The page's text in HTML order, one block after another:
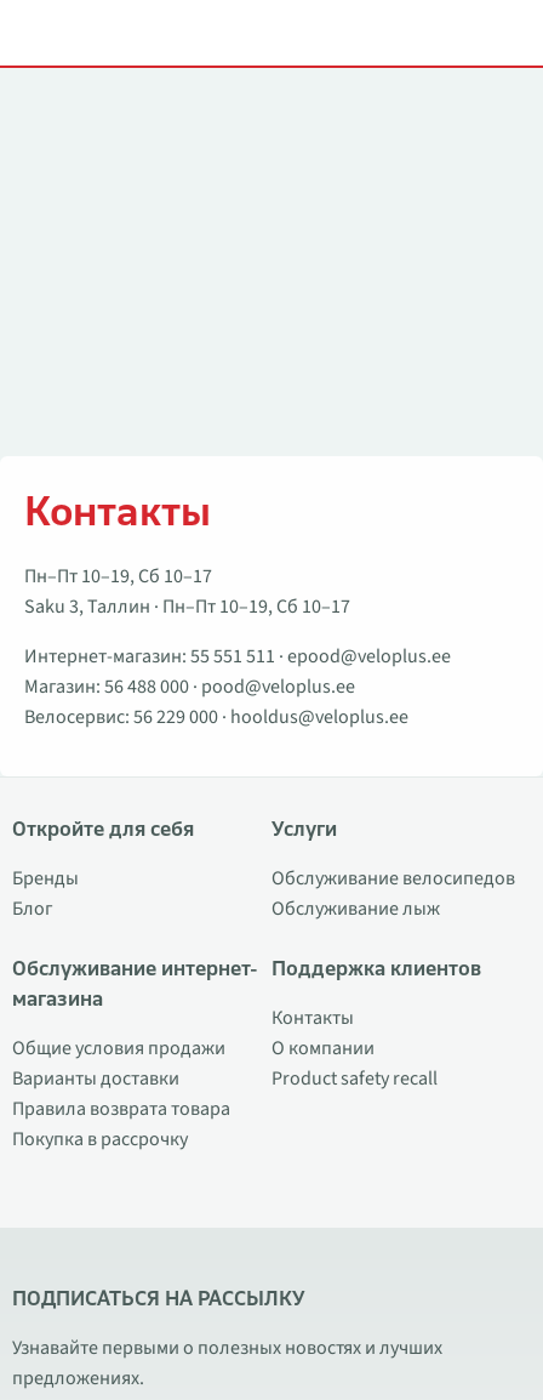
Контакты
Пн–Пт 10–19, Сб 10–17
Saku 3, Таллин · Пн–Пт 10–19, Сб 10–17
Интернет-магазин:55 551 511 ·epood@veloplus.ee
Магазин:56 488 000· pood@veloplus.ee
Велосервис:56 229 000· hooldus@veloplus.ee
Откройте для себя
Бренды
Блог
Обслуживание интернет-
магазина
Общие условия продажи
Варианты доставки
Правила возврата товара
Покупка в рассрочку
Услуги
Обслуживание велосипедов
Обслуживание лыж
Поддержка клиентов
Контакты
О компании
Product safety recall
ПОДПИСАТЬСЯ НА РАССЫЛКУ
Узнавайте первыми о полезных новостях и лучших
предложениях.